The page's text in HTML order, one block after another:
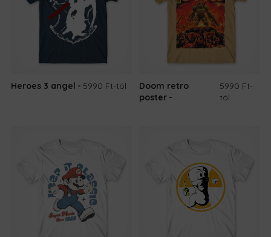
Heroes 3 angel 5990 Ft-tól
Doom retro
poster
5990 Ft-
tól